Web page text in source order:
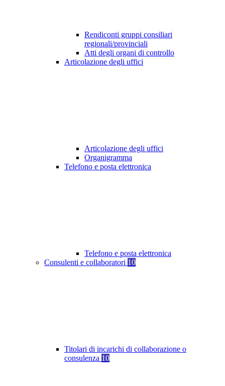
Rendiconti gruppi consiliari
regionali/provinciali
Atti degli organi di controllo
Articolazione degli uffici
Articolazione degli uffici
Organigramma
Telefono e posta elettronica
Telefono e posta elettronica
Consulenti e collaboratori 10
Titolari di incarichi di collaborazione o
consulenza 10